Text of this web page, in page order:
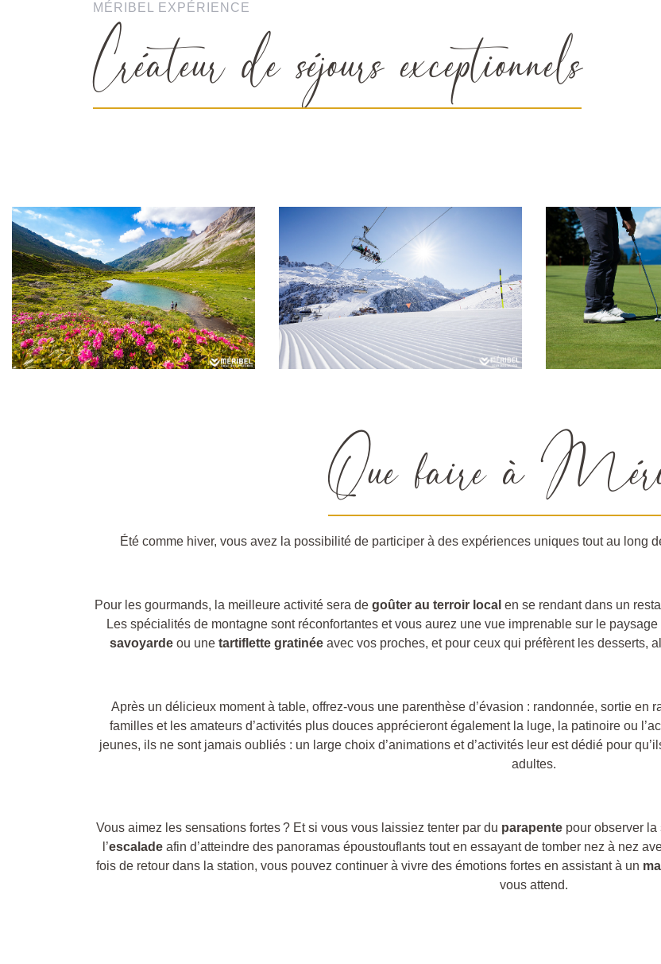
MÉRIBEL EXPÉRIENCE
Créateur de séjours exceptionnels
Que faire à
Été comme hiver, vous avez la possibilité de participer à des expériences uniques tout au long
Pour les gourmands, la meilleure activité sera de goûter au terroir local en se rendant dans un
Les spécialités de montagne sont réconfortantes et vous aurez une vue imprenable sur le
savoyardeou une tartiflette gratinéeavec vos proches, et pour ceux qui préfèrent les desserts,
Après un délicieux moment à table, offrez-vous une parenthèse d’évasion : randonnée, sortie en
familles et les amateurs d’activités plus douces apprécieront également la luge, la patinoire ou
jeunes, ils ne sont jamais oubliés : un large choix d’animations et d’activités leur est dédié pour
adultes.
Vous aimez les sensations fortes ? Et si vous vous laissiez tenter par du parapentepour observer la
l’escaladeafin d’atteindre des panoramas époustouflants tout en essayant de tomber nez à nez
fois de retour dans la station, vous pouvez continuer à vivre des émotions fortes en assistant à un
vous attend.